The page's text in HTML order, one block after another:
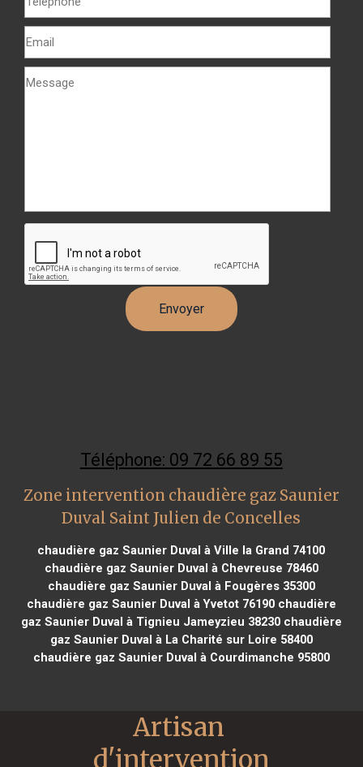
Téléphone: 09 72 66 89 55
Zone intervention chaudière gaz Saunier
Duval Saint Julien de Concelles
chaudière gaz Saunier Duval à Ville la Grand 74100
chaudière gaz Saunier Duval à Chevreuse 78460
chaudière gaz Saunier Duval à Fougères 35300
chaudière gaz Saunier Duval à Yvetot 76190chaudière
gaz Saunier Duval à Tignieu Jameyzieu 38230chaudière
gaz Saunier Duval à La Charité sur Loire 58400
chaudière gaz Saunier Duval à Courdimanche 95800
Artisan
d'intervention